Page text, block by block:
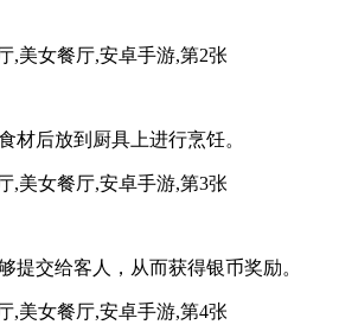
材后放到厨具上进行烹饪。
提交给客人，从而获得银币奖励。